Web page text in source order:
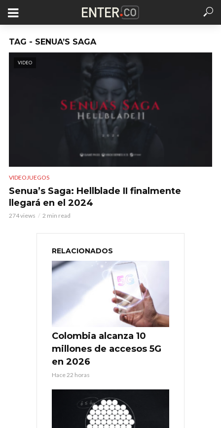
TAG - SENUA’S SAGA
VIDEO
VIDEOJUEGOS
Senua’s Saga: Hellblade II finalmente
llegará en el 2024
274 views 2 min read
RELACIONADOS
Colombia alcanza 10
millones de accesos 5G
en 2026
Hace 22 horas